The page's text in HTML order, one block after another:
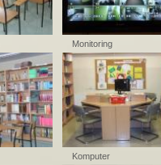
Monitoring
Komputer